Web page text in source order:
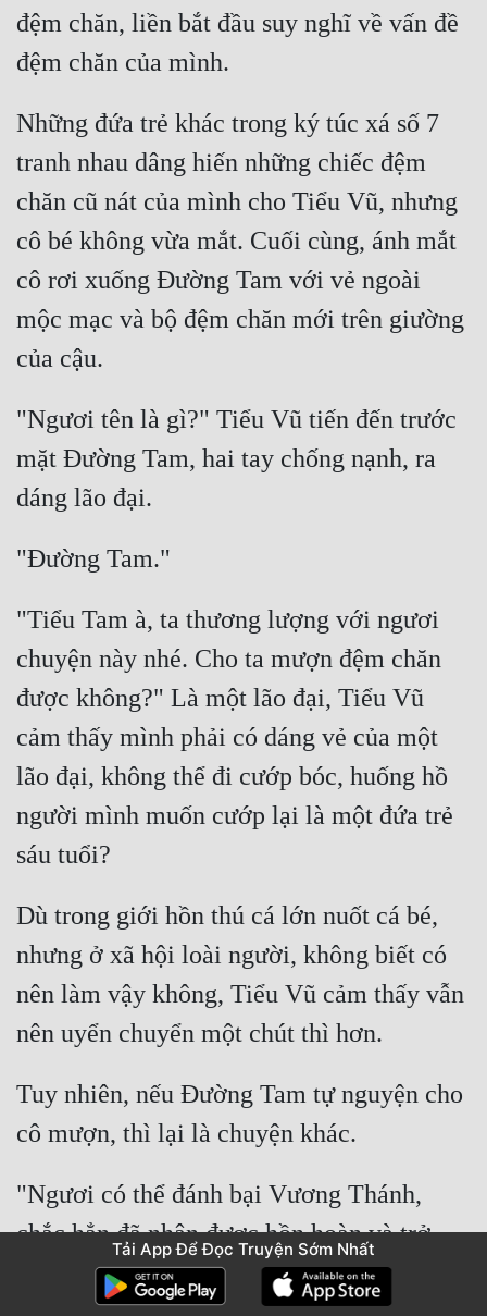
đệm chăn, liền bắt đầu suy nghĩ về vấn đề
Những đứa trẻ khác trong ký túc xá số 7
tranh nhau dâng hiến những chiếc đệm
chăn cũ nát của mình cho Tiểu Vũ, nhưng
cô bé không vừa mắt. Cuối cùng, ánh mắt
cô rơi xuống Đường Tam với vẻ ngoài
mộc mạc và bộ đệm chăn mới trên giường
"Ngươi tên là gì?" Tiểu Vũ tiến đến trước
mặt Đường Tam, hai tay chống nạnh, ra
"Tiểu Tam à, ta thương lượng với ngươi
chuyện này nhé. Cho ta mượn đệm chăn
được không?" Là một lão đại, Tiểu Vũ
cảm thấy mình phải có dáng vẻ của một
lão đại, không thể đi cướp bóc, huống hồ
người mình muốn cướp lại là một đứa trẻ
Dù trong giới hồn thú cá lớn nuốt cá bé,
nhưng ở xã hội loài người, không biết có
nên làm vậy không, Tiểu Vũ cảm thấy vẫn
Tuy nhiên, nếu Đường Tam tự nguyện cho
"Ngươi có thể đánh bại Vương Thánh,
chắc hẳn đã nhận được hồn hoàn và trở
thành Hồn Sư rồi phải không?" Đường
Tải App Để Đọc Truyện Sớm Nhất